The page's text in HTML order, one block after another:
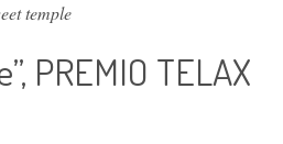
temple
PREMIO TELAX